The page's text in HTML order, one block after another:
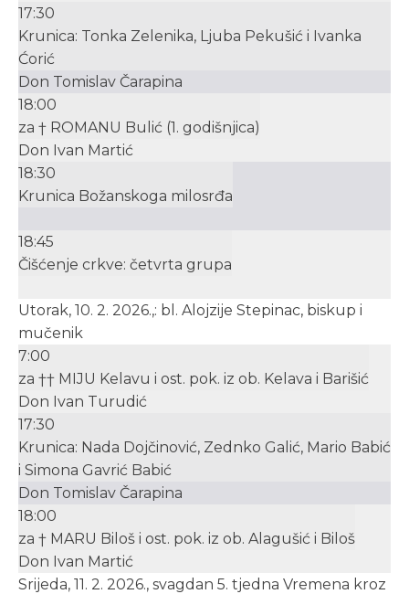
17:30
Krunica: Tonka Zelenika, Ljuba Pekušić i Ivanka
Ćorić
Don Tomislav Čarapina
18:00
za † ROMANU Bulić (1. godišnjica)
Don Ivan Martić
18:30
Krunica Božanskoga milosrđa
18:45
Čišćenje crkve: četvrta grupa
Utorak, 10. 2. 2026.,: bl. Alojzije Stepinac, biskup i
mučenik
7:00
za †† MIJU Kelavu i ost. pok. iz ob. Kelava i Barišić
Don Ivan Turudić
17:30
Krunica: Nada Dojčinović, Zednko Galić, Mario Babić
i Simona Gavrić Babić
Don Tomislav Čarapina
18:00
za † MARU Biloš i ost. pok. iz ob. Alagušić i Biloš
Don Ivan Martić
Srijeda, 11. 2. 2026., svagdan 5. tjedna Vremena kroz